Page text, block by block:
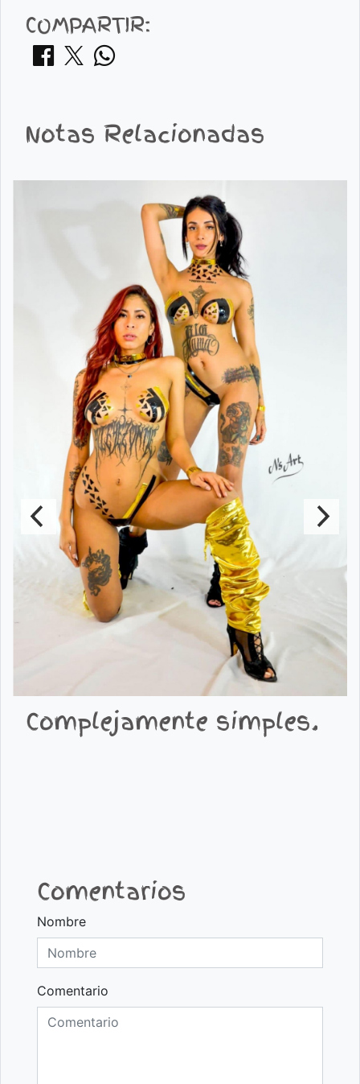
COMPARTIR:
Notas Relacionadas
Complejamente simples.
Comentarios
Nombre
Comentario